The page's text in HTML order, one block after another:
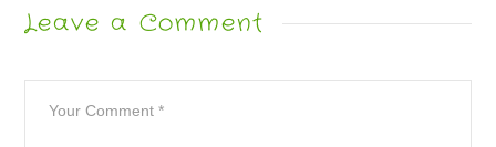
Leave a Comment